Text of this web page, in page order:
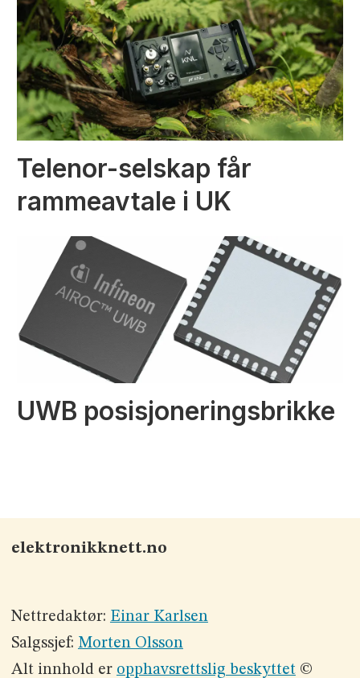
Telenor-selskap får
rammeavtale i UK
UWB posisjoneringsbrikke
elektronikknett.no
Nettredaktør: Einar Karlsen
Salgssjef: Morten Olsson
Alt innhold er opphavsrettslig beskyttet©